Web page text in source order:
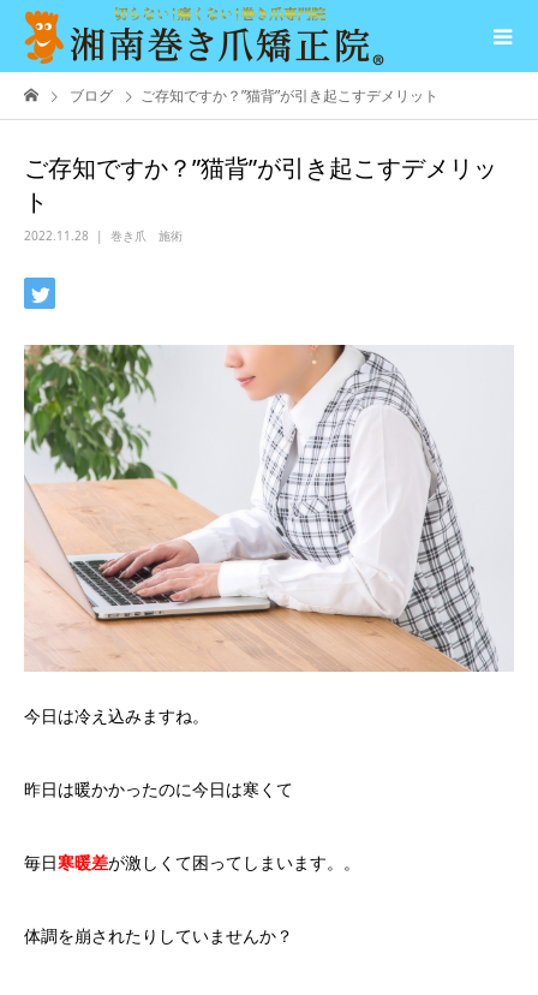
ブログ ご存知ですか？”猫背”が引き起こすデメリット
ご存知ですか？”猫背”が引き起こすデメリッ
ト
2022.11.28 巻き爪 施術
今日は冷え込みますね。
昨日は暖かかったのに今日は寒くて
毎日寒暖差が激しくて困ってしまいます。。
体調を崩されたりしていませんか？